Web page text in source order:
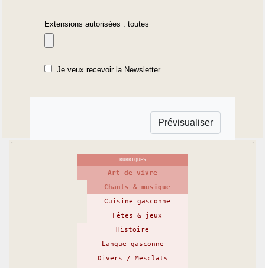
Extensions autorisées : toutes
Je veux recevoir la Newsletter
RUBRIQUES
Art de vivre
Chants & musique
Cuisine gasconne
Fêtes & jeux
Histoire
Langue gasconne
Divers / Mesclats